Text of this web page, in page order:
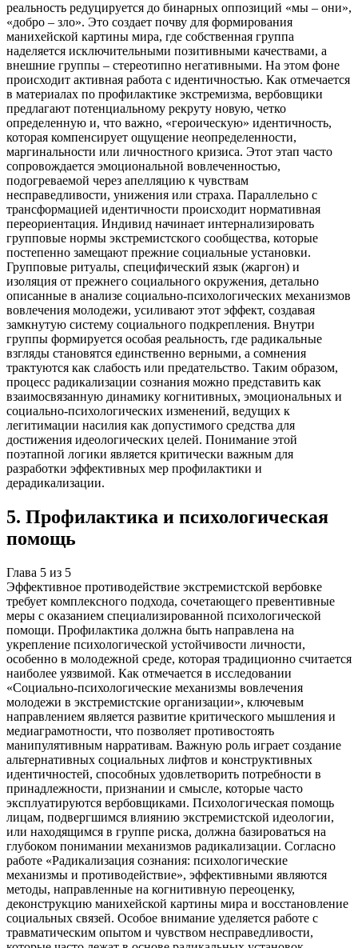
реальность редуцируется до бинарных оппозиций «мы – они»,
«добро – зло». Это создает почву для формирования
манихейской картины мира, где собственная группа
наделяется исключительными позитивными качествами, а
внешние группы – стереотипно негативными. На этом фоне
происходит активная работа с идентичностью. Как отмечается
в материалах по профилактике экстремизма, вербовщики
предлагают потенциальному рекруту новую, четко
определенную и, что важно, «героическую» идентичность,
которая компенсирует ощущение неопределенности,
маргинальности или личностного кризиса. Этот этап часто
сопровождается эмоциональной вовлеченностью,
подогреваемой через апелляцию к чувствам
несправедливости, унижения или страха. Параллельно с
трансформацией идентичности происходит нормативная
переориентация. Индивид начинает интернализировать
групповые нормы экстремистского сообщества, которые
постепенно замещают прежние социальные установки.
Групповые ритуалы, специфический язык (жаргон) и
изоляция от прежнего социального окружения, детально
описанные в анализе социально-психологических механизмов
вовлечения молодежи, усиливают этот эффект, создавая
замкнутую систему социального подкрепления. Внутри
группы формируется особая реальность, где радикальные
взгляды становятся единственно верными, а сомнения
трактуются как слабость или предательство. Таким образом,
процесс радикализации сознания можно представить как
взаимосвязанную динамику когнитивных, эмоциональных и
социально-психологических изменений, ведущих к
легитимации насилия как допустимого средства для
достижения идеологических целей. Понимание этой
поэтапной логики является критически важным для
разработки эффективных мер профилактики и
дерадикализации.
5. Профилактика и психологическая
помощь
Глава 5 из 5
Эффективное противодействие экстремистской вербовке
требует комплексного подхода, сочетающего превентивные
меры с оказанием специализированной психологической
помощи. Профилактика должна быть направлена на
укрепление психологической устойчивости личности,
особенно в молодежной среде, которая традиционно считается
наиболее уязвимой. Как отмечается в исследовании
«Социально-психологические механизмы вовлечения
молодежи в экстремистские организации», ключевым
направлением является развитие критического мышления и
медиаграмотности, что позволяет противостоять
манипулятивным нарративам. Важную роль играет создание
альтернативных социальных лифтов и конструктивных
идентичностей, способных удовлетворить потребности в
принадлежности, признании и смысле, которые часто
эксплуатируются вербовщиками. Психологическая помощь
лицам, подвергшимся влиянию экстремистской идеологии,
или находящимся в группе риска, должна базироваться на
глубоком понимании механизмов радикализации. Согласно
работе «Радикализация сознания: психологические
механизмы и противодействие», эффективными являются
методы, направленные на когнитивную переоценку,
деконструкцию манихейской картины мира и восстановление
социальных связей. Особое внимание уделяется работе с
травматическим опытом и чувством несправедливости,